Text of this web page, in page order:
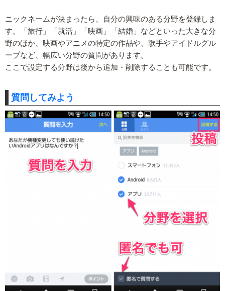
ニックネームが決まったら、自分の興味のある分野を登録しま
す。「旅行」「就活」「映画」「結婚」などといった大きな分
野のほか、映画やアニメの特定の作品や、歌手やアイドルグル
ープなど、幅広い分野の質問があります。
ここで設定する分野は後から追加・削除することも可能です。
質問してみよう